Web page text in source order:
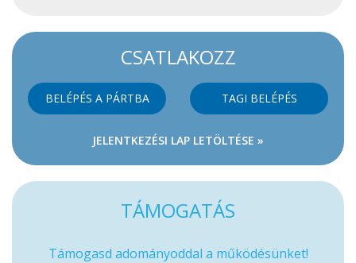
CSATLAKOZZ
BELÉPÉS A PÁRTBA TAGI BELÉPÉS
JELENTKEZÉSI LAP LETÖLTÉSE »
TÁMOGATÁS
Támogasd adományoddal a működésünket!